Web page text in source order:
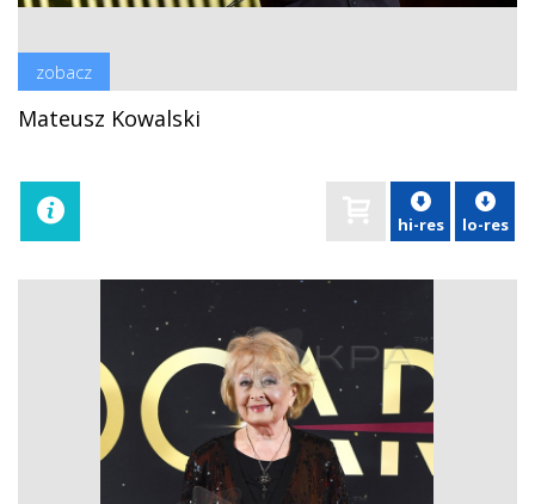
zobacz
Mateusz Kowalski
hi-res lo-res